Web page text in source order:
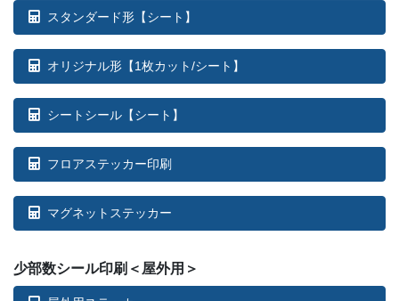
スタンダード形【シート】
オリジナル形【1枚カット/シート】
シートシール【シート】
フロアステッカー印刷
マグネットステッカー
少部数シール印刷＜屋外用＞